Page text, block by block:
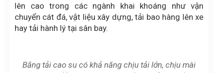
lên cao trong các ngành khai khoáng như vận
chuyển cát đá, vật liệu xây dựng, tải bao hàng lên xe
hay tải hành lý tại sân bay.
Băng tải cao su có khả năng chịu tải lớn, chịu mài